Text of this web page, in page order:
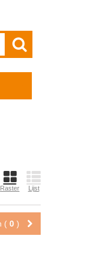
Raster Lijst
( 0 )